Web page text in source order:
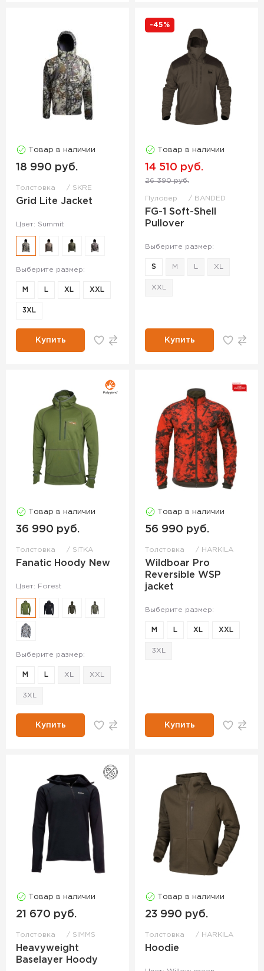
Товар в наличии
18 990 руб.
Толстовка SKRE
Grid Lite Jacket
Цвет: Summit
Выберите размер:
M L XL XXL
3XL
Купить
-45%
Товар в наличии
14 510 руб.
26 390 руб.
Пуловер BANDED
FG-1 Soft-Shell
Pullover
Выберите размер:
S M XL
XXL
Купить
Товар в наличии
36 990 руб.
Толстовка SITKA
Fanatic Hoody New
Цвет: Forest
Выберите размер:
M L XL XXL
3XL
Купить
Товар в наличии
56 990 руб.
Толстовка HARKILA
Wildboar Pro
Reversible WSP
jacket
Выберите размер:
M L XL XXL
3XL
Купить
Товар в наличии
21 670 руб.
Толстовка SIMMS
Heavyweight
Baselayer Hoody
Товар в наличии
23 990 руб.
Толстовка HARKILA
Hoodie